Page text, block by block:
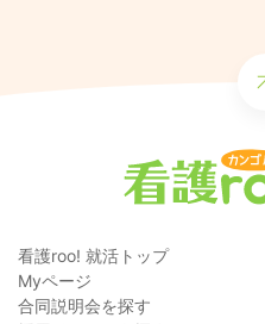
看護roo! 就活トップ
Myページ
合同説明会を探す